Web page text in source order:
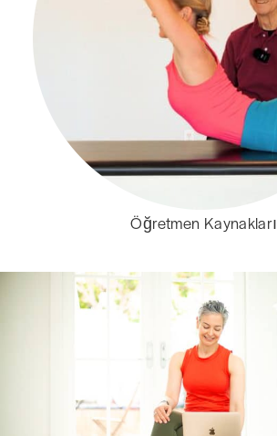
Öğretmen Kaynakları